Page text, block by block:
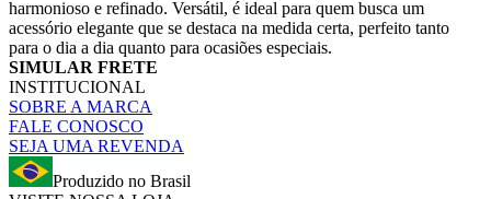
harmonioso e refinado. Versátil, é ideal para quem busca um
acessório elegante que se destaca na medida certa, perfeito tanto
para o dia a dia quanto para ocasiões especiais.
SIMULAR FRETE
INSTITUCIONAL
SOBRE A MARCA
FALE CONOSCO
SEJA UMA REVENDA
Produzido no Brasil